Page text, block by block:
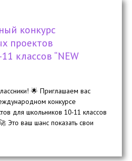
конкурс
проектов
классов “NEW
🌟 Приглашаем вас
конкурсе
для школьников 10-11 классов
Это ваш шанс показать свои